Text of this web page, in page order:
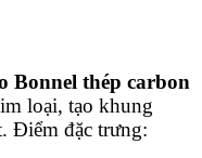
Bonnel thép carbon
loại, tạo khung
Điểm đặc trưng: